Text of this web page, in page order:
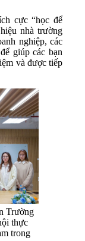
cực “học để
nhà trường
nghiệp, các
giúp các bạn
và được tiếp
Trường
thực
trong